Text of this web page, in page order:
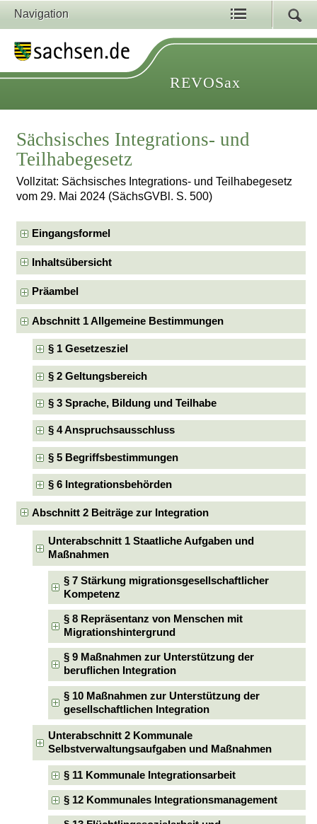
Navigation
REVOSax
Sächsisches Integrations- und
Teilhabegesetz
Vollzitat: Sächsisches Integrations- und Teilhabegesetz
vom 29. Mai 2024 (SächsGVBl. S. 500)
Eingangsformel
Inhaltsübersicht
Präambel
Abschnitt 1 Allgemeine Bestimmungen
§ 1 Gesetzesziel
§ 2 Geltungsbereich
§ 3 Sprache, Bildung und Teilhabe
§ 4 Anspruchsausschluss
§ 5 Begriffsbestimmungen
§ 6 Integrationsbehörden
Abschnitt 2 Beiträge zur Integration
Unterabschnitt 1 Staatliche Aufgaben und
Maßnahmen
§ 7 Stärkung migrationsgesellschaftlicher
Kompetenz
§ 8 Repräsentanz von Menschen mit
Migrationshintergrund
§ 9 Maßnahmen zur Unterstützung der
beruflichen Integration
§ 10 Maßnahmen zur Unterstützung der
gesellschaftlichen Integration
Unterabschnitt 2 Kommunale
Selbstverwaltungsaufgaben und Maßnahmen
§ 11 Kommunale Integrationsarbeit
§ 12 Kommunales Integrationsmanagement